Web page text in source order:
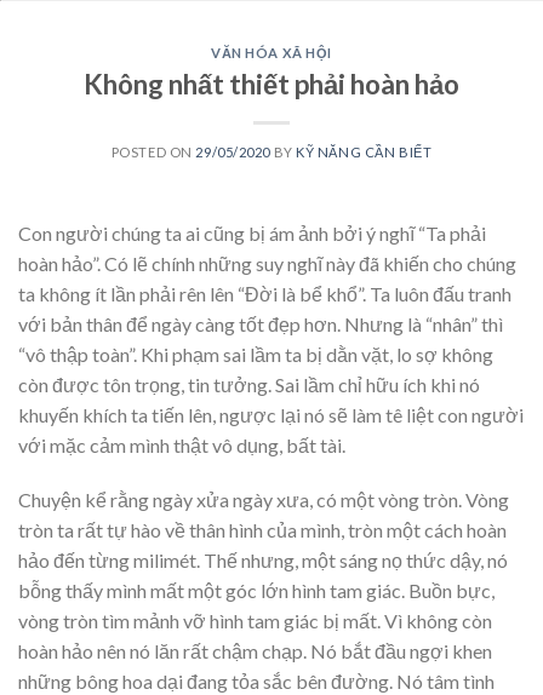
VĂN HÓA XÃ HỘI
Không nhất thiết phải hoàn hảo
POSTED ON 29/05/2020 BY KỸ NĂNG CẦN BIẾT
Con người chúng ta ai cũng bị ám ảnh bởi ý nghĩ “Ta phải
hoàn hảo”. Có lẽ chính những suy nghĩ này đã khiến cho chúng
ta không ít lần phải rên lên “Đời là bể khổ”. Ta luôn đấu tranh
với bản thân để ngày càng tốt đẹp hơn. Nhưng là “nhân” thì
“vô thập toàn”. Khi phạm sai lầm ta bị dằn vặt, lo sợ không
còn được tôn trọng, tin tưởng. Sai lầm chỉ hữu ích khi nó
khuyến khích ta tiến lên, ngược lại nó sẽ làm tê liệt con người
với mặc cảm mình thật vô dụng, bất tài.
Chuyện kể rằng ngày xửa ngày xưa, có một vòng tròn. Vòng
tròn ta rất tự hào về thân hình của mình, tròn một cách hoàn
hảo đến từng milimét. Thế nhưng, một sáng nọ thức dậy, nó
bỗng thấy mình mất một góc lớn hình tam giác. Buồn bực,
vòng tròn tìm mảnh vỡ hình tam giác bị mất. Vì không còn
hoàn hảo nên nó lăn rất chậm chạp. Nó bắt đầu ngợi khen
những bông hoa dại đang tỏa sắc bên đường. Nó tâm tình